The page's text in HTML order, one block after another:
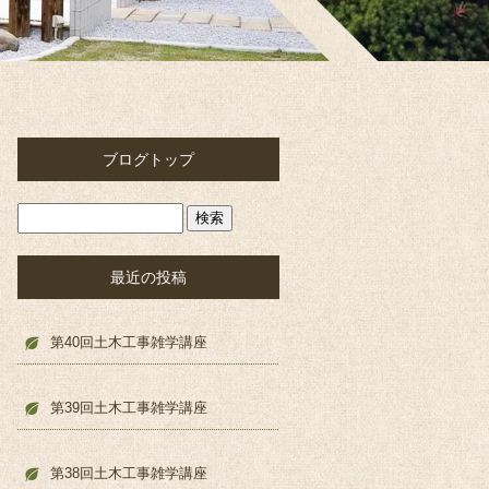
ブログトップ
最近の投稿
第40回土木工事雑学講座
第39回土木工事雑学講座
第38回土木工事雑学講座